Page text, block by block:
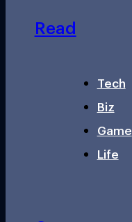
Read
Tech
Biz
Game
Life